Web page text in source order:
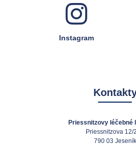
Instagram
Priessnitzovy léčebné
Priessnitzova 12/
790 03 Jeseník